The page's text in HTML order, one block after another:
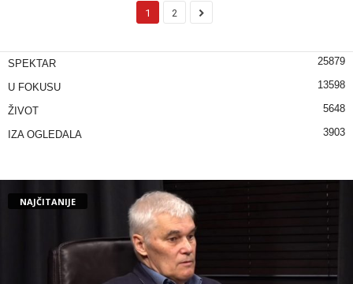
1 2
SPEKTAR 25879
U FOKUSU 13598
ŽIVOT 5648
IZA OGLEDALA 3903
NAJČITANIJE